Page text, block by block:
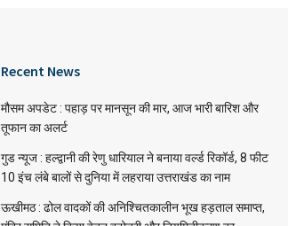
Recent News
मौसम अपडेट : पहाड़ पर मानसून की मार, आज भारी बारिश और
तूफान का अलर्ट
गुड न्यूज : हल्द्वानी की रेणु धारियाल ने बनाया वर्ल्ड रिकॉर्ड, 8 फीट
10 इंच लंबे बालों से दुनिया में लहराया उत्तराखंड का नाम
ऊखीमठ : ढोल वादकों की अनिश्चितकालीन भूख हड़ताल समाप्त,